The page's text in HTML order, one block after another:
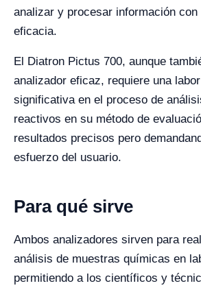
analizar y procesar información con
eficacia.
El Diatron Pictus 700, aunque
analizador eficaz, requiere una
significativa en el proceso de
reactivos en su método de
resultados precisos pero
esfuerzo del usuario.
Para qué sirve
Ambos analizadores sirven para
análisis de muestras químicas en
permitiendo a los científicos y